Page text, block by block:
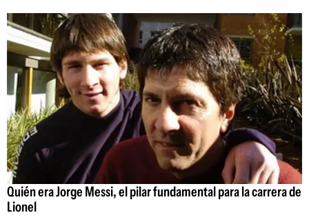
Quién era Jorge Messi, el pilar fundamental para la carrera de
Lionel